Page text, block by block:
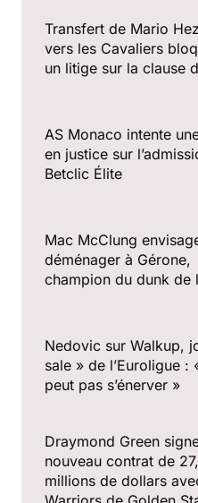
Transfert de Mario
vers les Cavaliers
un litige sur la clause
AS Monaco intente
en justice sur
Betclic Élite
Mac McClung
déménager à Gérone,
champion du dunk de
Nedovic sur Walkup,
sale » de l’Euroligue :
peut pas s’énerver »
Draymond Green
nouveau contrat de
millions de dollars